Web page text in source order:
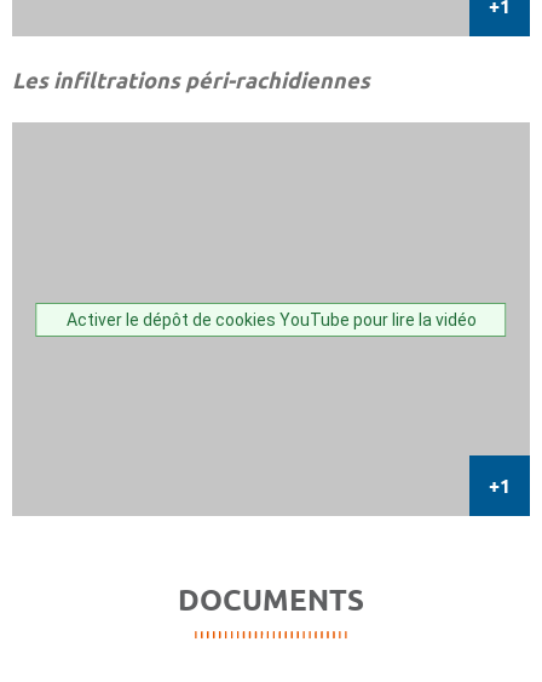
Les infiltrations péri-rachidiennes
Activer le dépôt de cookies YouTube pour lire la vidéo
DOCUMENTS